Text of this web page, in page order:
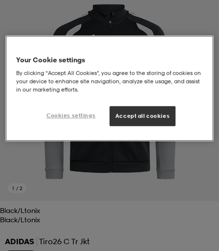
1 / 2
Black/ltonix
Black/ltonix
ADIDAS Tiro26 C Tr Jkt
Your Cookie settings
By clicking “Accept All Cookies”, you agree to the storing of cookies on
your device to enhance site navigation, analyze site usage, and assist
in our marketing efforts.
Cookies settings Accept all cookies